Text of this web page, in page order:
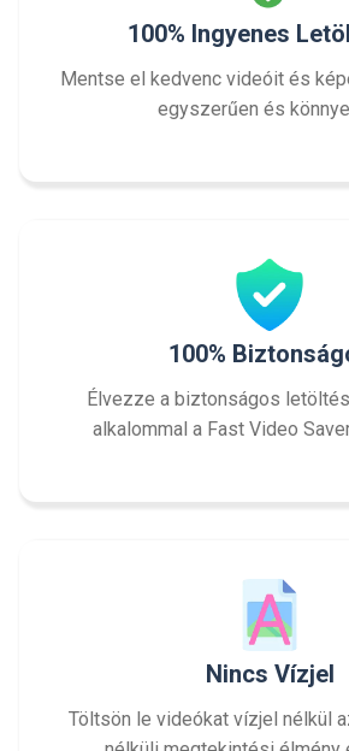
100% Ingyenes
Mentse el kedvenc videóit és
egyszerűen és
100%
Élvezze a biztonságos
alkalommal a Fast Video
Nincs Vízjel
Töltsön le videókat vízjel nélkül